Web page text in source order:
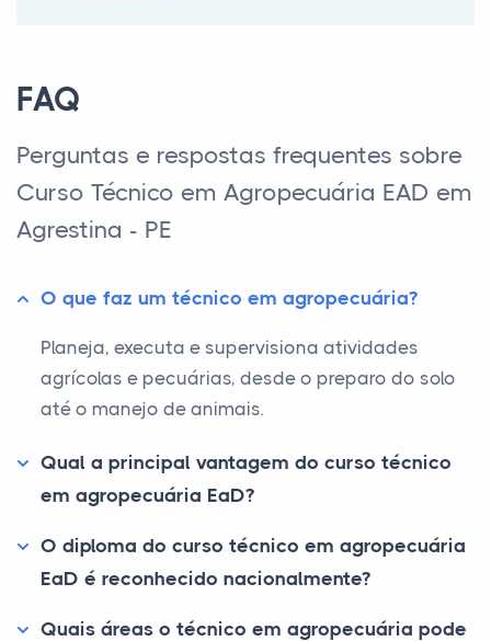
FAQ
Perguntas e respostas frequentes sobre
Curso Técnico em Agropecuária EAD em
Agrestina - PE
O que faz um técnico em agropecuária?
Planeja, executa e supervisiona atividades
agrícolas e pecuárias, desde o preparo do solo
até o manejo de animais.
Qual a principal vantagem do curso técnico
em agropecuária EaD?
O diploma do curso técnico em agropecuária
EaD é reconhecido nacionalmente?
Quais áreas o técnico em agropecuária pode